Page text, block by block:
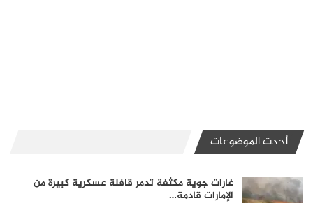
أحدث الموضوعات
غارات جوية مكثفة تدمر قافلة عسكرية كبيرة من
الإمارات قادمة…